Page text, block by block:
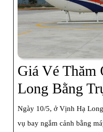
Giá Vé Thăm
Long Bằng
Ngày 10/5, ở Vịnh Hạ
vụ bay ngắm cảnh bằng